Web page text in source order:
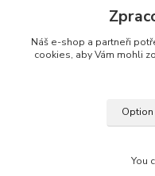
Omask www.modelforum.cz
Náš e-shop a partneři
cookies, aby Vám mohli
Option
You